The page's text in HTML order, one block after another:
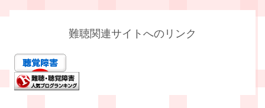
難聴関連サイトへのリンク